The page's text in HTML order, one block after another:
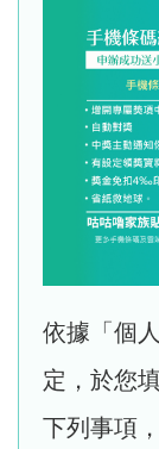
依據「個
定，於您
下列事項